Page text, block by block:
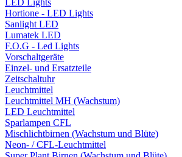
LED Lights
Hortione - LED Lights
Sanlight LED
Lumatek LED
F.O.G - Led Lights
Vorschaltgeräte
Einzel- und Ersatzteile
Zeitschaltuhr
Leuchtmittel
Leuchtmittel MH (Wachstum)
LED Leuchtmittel
Sparlampen CFL
Mischlichtbirnen (Wachstum und Blüte)
Neon- / CFL-Leuchtmittel